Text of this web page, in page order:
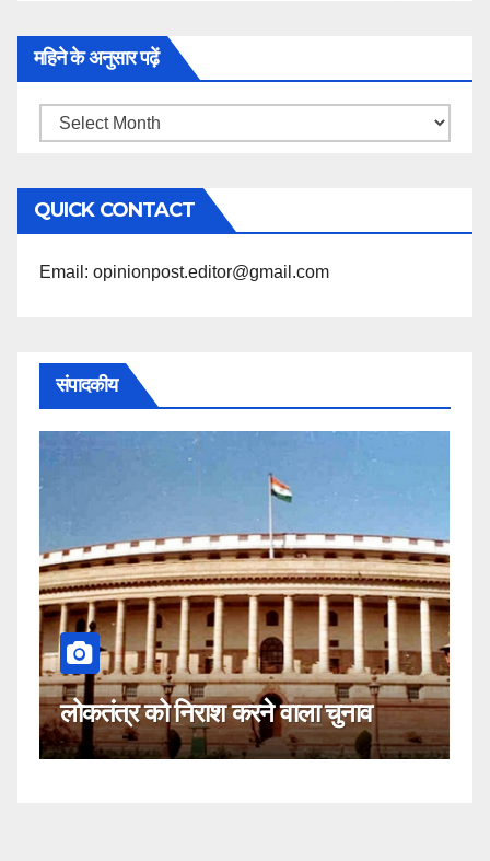
महिने के अनुसार पढ़ें
महिने
अनुसार
पढ़ें
QUICK CONTACT
Email: opinionpost.editor@gmail.com
संपादकीय
करने वाला चुनाव
कहीं यह सीजेआई के
नहीं!